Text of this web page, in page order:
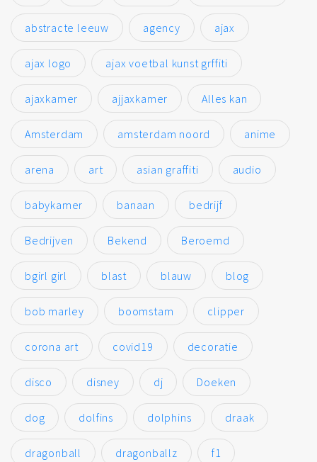
abstracte leeuw agency ajax
ajax logo ajax voetbal kunst grffiti
ajaxkamer ajjaxkamer Alles kan
Amsterdam amsterdam noord anime
arena art asian graffiti audio
babykamer banaan bedrijf
Bedrijven Bekend Beroemd
bgirl girl blast blauw blog
bob marley boomstam clipper
corona art covid19 decoratie
disco disney dj Doeken
dog dolfins dolphins draak
dragonball dragonballz f1